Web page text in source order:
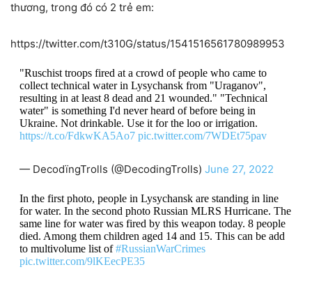
thương, trong đó có 2 trẻ em:
https://twitter.com/t310G/status/1541516561780989953
"Ruschist troops fired at a crowd of people who came to
collect technical water in Lysychansk from "Uraganov",
resulting in at least 8 dead and 21 wounded." "Technical
water" is something I'd never heard of before being in
Ukraine. Not drinkable. Use it for the loo or irrigation.
https://t.co/FdkwKA5Ao7 pic.twitter.com/7WDEt75pav
— DecodïngTrolls (@DecodingTrolls) June 27, 2022
In the first photo, people in Lysychansk are standing in line
for water. In the second photo Russian MLRS Hurricane. The
same line for water was fired by this weapon today. 8 people
died. Among them children aged 14 and 15. This can be add
to multivolume list of#RussianWarCrimes
pic.twitter.com/9lKEecPE35